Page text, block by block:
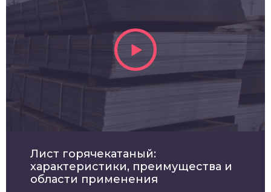
Лист горячекатаный:
характеристики, преимущества и
области применения